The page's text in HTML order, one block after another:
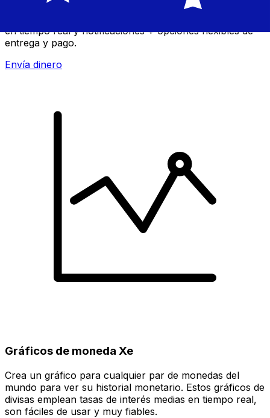
en tiempo real y notificaciones + opciones flexibles de
entrega y pago.
Envía dinero
Gráficos de moneda Xe
Crea un gráfico para cualquier par de monedas del
mundo para ver su historial monetario. Estos gráficos de
divisas emplean tasas de interés medias en tiempo real,
son fáciles de usar y muy fiables.